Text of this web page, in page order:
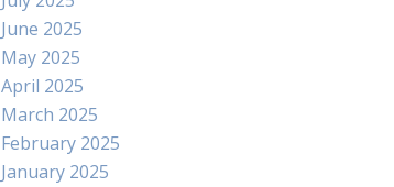
June 2025
May 2025
April 2025
March 2025
February 2025
January 2025